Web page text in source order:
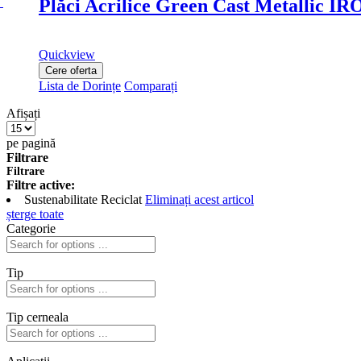
Plăci Acrilice Green Cast Metallic
Quickview
Cere oferta
Lista de Dorințe Comparați
Afișați
pe pagină
Filtrare
Filtrare
Filtre active:
Sustenabilitate Reciclat Eliminați acest articol
șterge toate
Categorie
Tip
Tip cerneala